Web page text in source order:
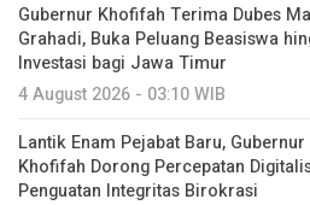
Gubernur Khofifah Terima Dubes
Grahadi, Buka Peluang Beasiswa
Investasi bagi Jawa Timur
4 August 2026 - 03:10 WIB
Lantik Enam Pejabat Baru, Gubernur
Khofifah Dorong Percepatan
Penguatan Integritas Birokrasi